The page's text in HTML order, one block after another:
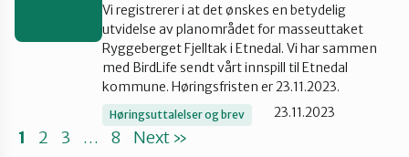
Vi registrerer i at det ønskes en betydelig
utvidelse av planområdet for masseuttaket
Ryggeberget Fjelltak i Etnedal. Vi har sammen
med BirdLife sendt vårt innspill til Etnedal
kommune. Høringsfristen er 23.11.2023.
Høringsuttalelser og brev 23.11.2023
1 2 3 … 8 Next »